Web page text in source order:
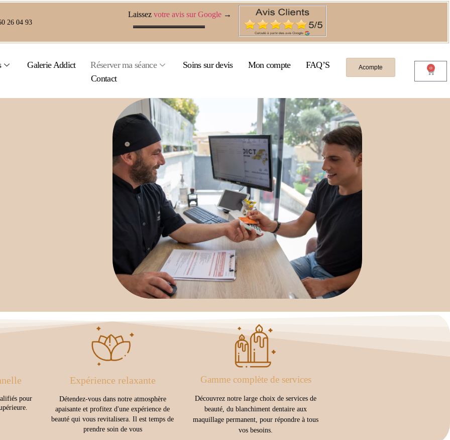
26 04 93
Laissezvotre avis sur Google →
Galerie Addict Réserver ma séance Soins sur devis Mon compte
FAQ’S
Contact
Acompte 0
pour
Expérience relaxante
Détendez-vous dans notre atmosphère
apaisante et profitez d'une expérience de
beauté qui vous revitalisera. Il est temps de
prendre soin de vous
Gamme complète de services
Découvrez notre large choix de services de
beauté, du blanchiment dentaire aux
maquillage permanent, pour répondre à tous
vos besoins.